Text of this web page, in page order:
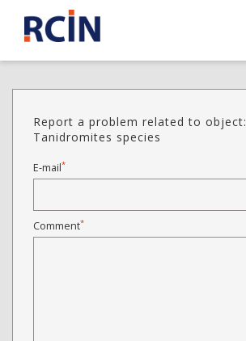
Report a problem related to object:
Tanidromites species
E-mail*
Comment*